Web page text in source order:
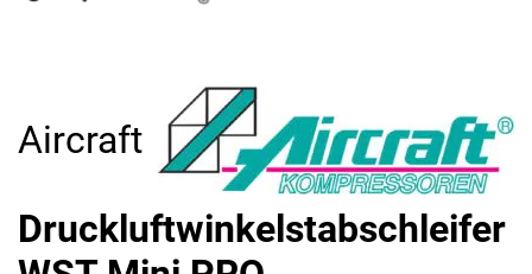
Aircraft
Druckluftwinkelstabschleifer